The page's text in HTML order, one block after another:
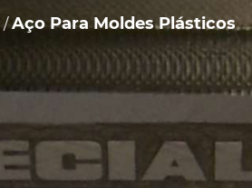
/Aço Para Moldes Plásticos